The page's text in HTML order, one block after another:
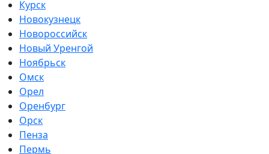
Курск
Новокузнецк
Новороссийск
Новый Уренгой
Ноябрьск
Омск
Орел
Оренбург
Орск
Пенза
Пермь